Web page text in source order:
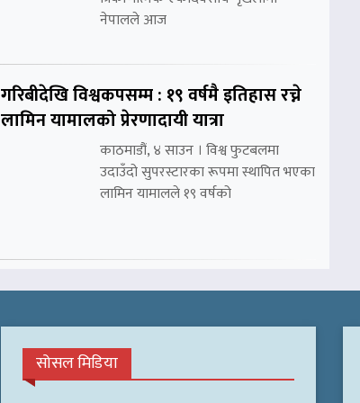
नेपालले आज
गरिबीदेखि विश्वकपसम्म : १९ वर्षमै इतिहास रच्ने
लामिन यामालको प्रेरणादायी यात्रा
काठमाडौं, ४ साउन । विश्व फुटबलमा
उदाउँदो सुपरस्टारका रूपमा स्थापित भएका
लामिन यामालले १९ वर्षको
सोसल मिडिया